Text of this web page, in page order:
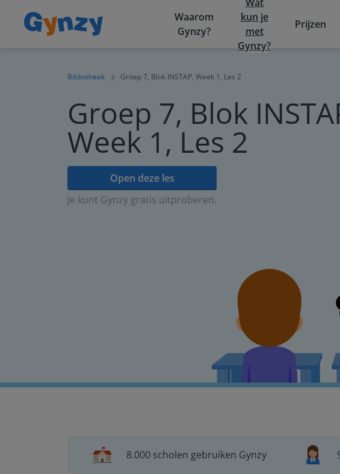
Waarom
Gynzy?
kun je
met
Gynzy?
Prijzen
Bibliotheek Groep 7, Blok INSTAP, Week 1, Les 2
Groep 7, Blok
Week 1, Les 2
Open deze les
Je kunt Gynzy gratis uitproberen.
8.000 scholen gebruiken Gynzy